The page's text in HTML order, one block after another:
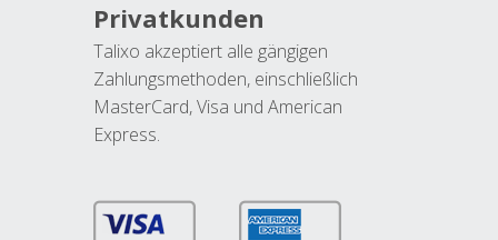
Privatkunden
Talixo akzeptiert alle gängigen
Zahlungsmethoden, einschließlich
MasterCard, Visa und American
Express.